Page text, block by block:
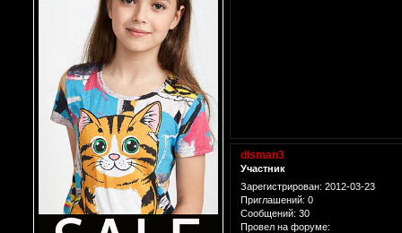
disman3
Участник
Зарегистрирован: 2012-03-23
Приглашений: 0
Сообщений: 30
Провел на форуме: